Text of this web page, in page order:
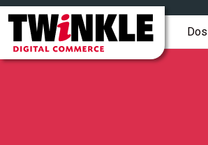
Twinkle
Digital
Commerce
Topmenu